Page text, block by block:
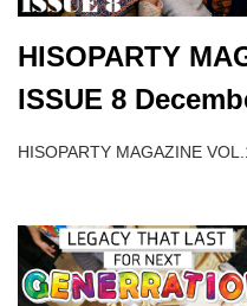
HISOPARTY
ISSUE 8
HISOPARTY MAGAZINE